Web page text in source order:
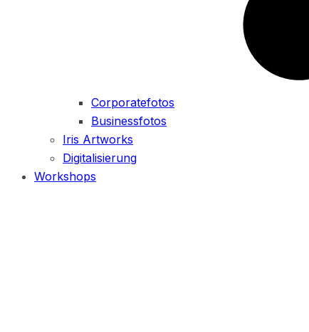
Corporatefotos
Businessfotos
Iris Artworks
Digitalisierung
Workshops